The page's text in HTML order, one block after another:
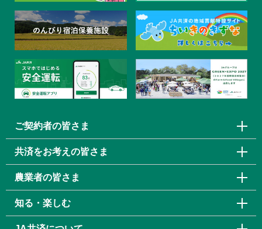
ご契約者の皆さま
共済をお考えの皆さま
農業者の皆さま
知る・楽しむ